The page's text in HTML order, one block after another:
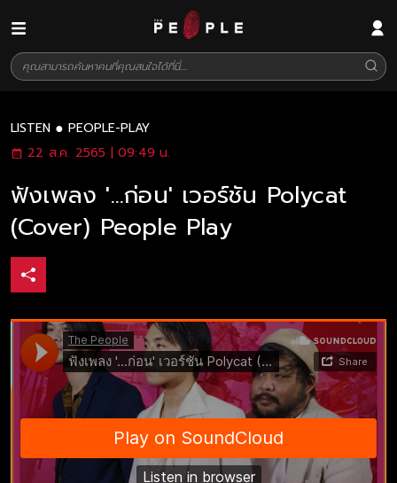
LISTEN
PEOPLE-PLAY
22 ส.ค. 2565 | 09:49 น.
ฟังเพลง '...ก่อน' เวอร์ชัน Polycat
(Cover) People Play